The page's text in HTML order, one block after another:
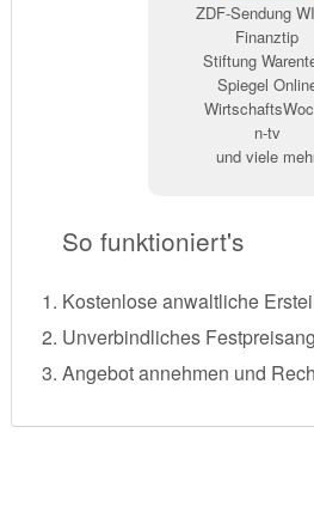
ZDF-Sendung
Finanztip
Stiftung
Spiegel
n-tv
und viele
So funktioniert's
Kostenlose anwaltliche
Unverbindliches
Angebot annehmen und